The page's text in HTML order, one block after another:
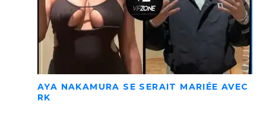
AYA NAKAMURA SE SERAIT MARIÉE AVEC
RK